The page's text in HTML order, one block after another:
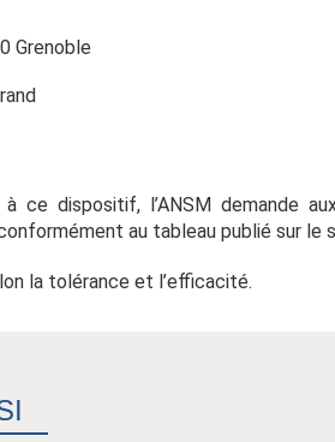
Grenoble
ce dispositif, l’ANSM demande
au tableau publié sur le
la tolérance et l’efficacité.